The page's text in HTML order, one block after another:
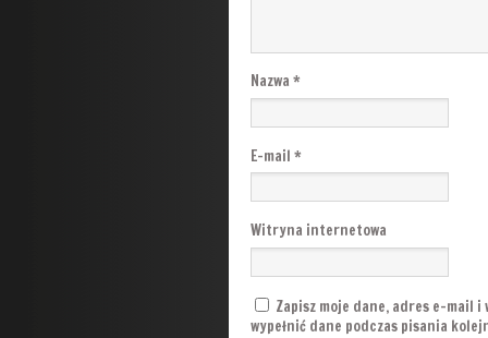
Nazwa *
E-mail *
Witryna internetowa
Zapisz moje dane, adres e-mail
wypełnić dane podczas pisania